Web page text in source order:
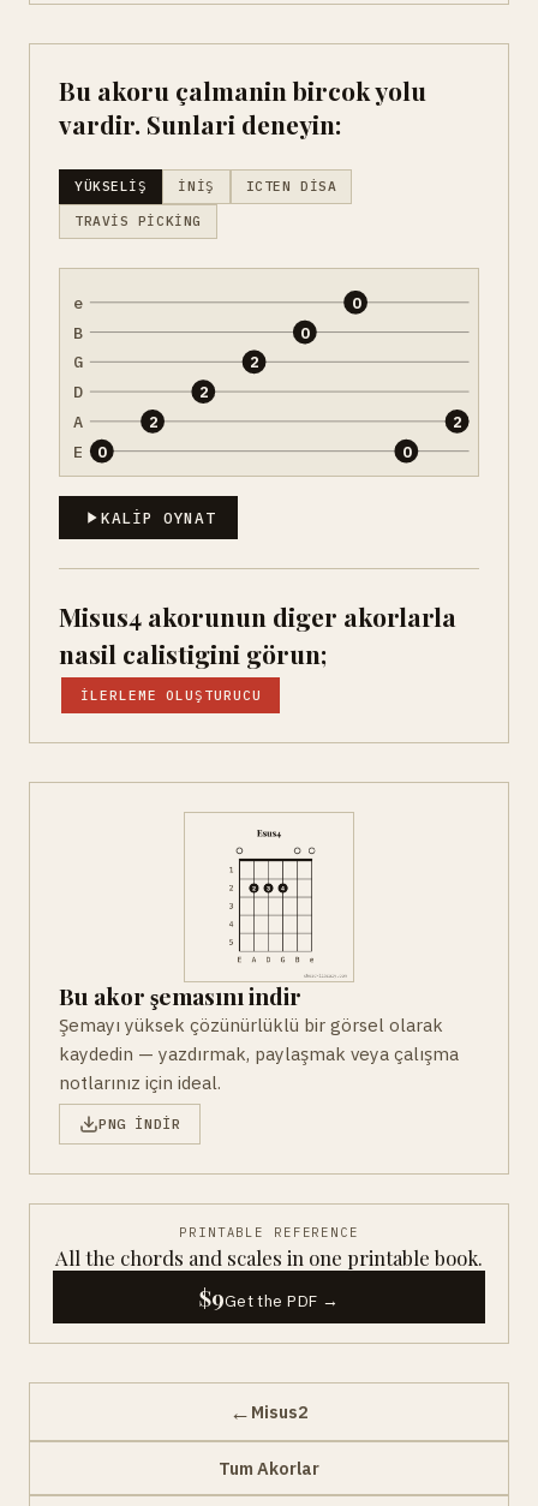
Bu akoru çalmanin bircok yolu
vardir. Sunlari deneyin:
YÜKSELIŞ İNIŞ ICTEN DISA
TRAVIS PICKING
e
B
G
D
A
E 0
2
2
2
0
0
0
2
KALIP OYNAT
Misus4 akorunun diger akorlarla
nasil calistigini görun;
İLERLEME OLUŞTURUCU
Bu akor şemasını indir
Şemayı yüksek çözünürlüklü bir görsel olarak
kaydedin — yazdırmak, paylaşmak veya çalışma
notlarınız için ideal.
PNG INDIR
PRINTABLE REFERENCE
All the chords and scales in one printable book.
$9Get the PDF →
← Misus2
Tum Akorlar